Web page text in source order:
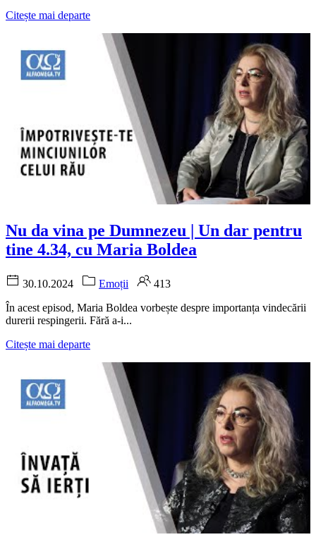
Citește mai departe
Nu da vina pe Dumnezeu | Un dar pentru
tine 4.34, cu Maria Boldea
30.10.2024 Emoții
413
În acest episod, Maria Boldea vorbește despre importanța vindecării
durerii respingerii. Fără a-i...
Citește mai departe